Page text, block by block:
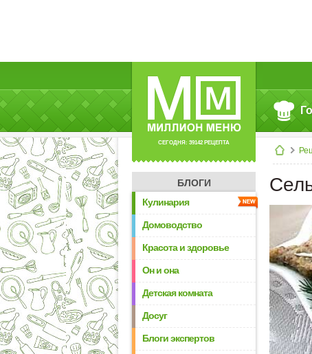
СЕГОДНЯ: 39142 РЕЦЕПТА
БЛОГИ
Кулинария
Домоводство
Красота и здоровье
Он и она
Детская комната
Досуг
Блоги экспертов